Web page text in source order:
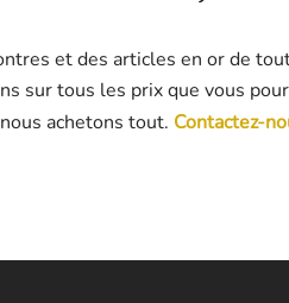
et des articles en or de
sur tous les prix que vous
achetons tout. Contactez-